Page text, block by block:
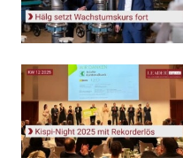
auslassen
und
zum
Seitenende
springen?